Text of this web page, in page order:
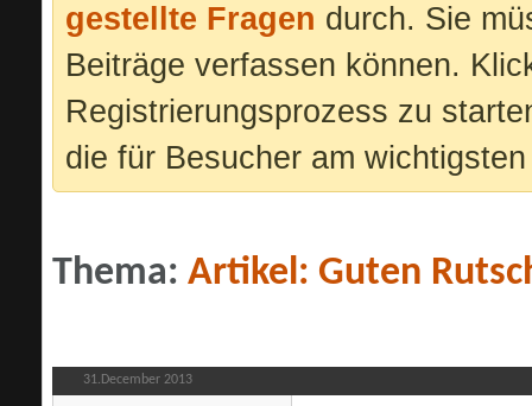
gestellte Fragen durch. Sie
Beiträge verfassen können.
Registrierungsprozess zu
die für Besucher am
Thema: Artikel: Guten
31.December 2013